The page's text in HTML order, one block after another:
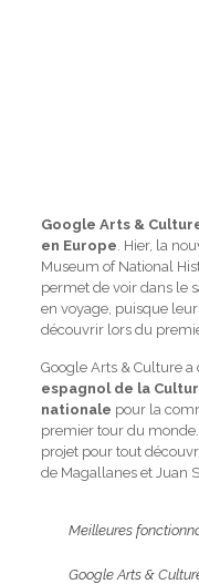
Google Arts &
en Europe. Hier, la
Museum of National
permet de voir dans le
en voyage, puisque
découvrir lors du
Google Arts & Culture a
espagnol de la
nationale pour la
premier tour du
projet pour tout
de Magallanes et Juan
Meilleures
Google Arts &